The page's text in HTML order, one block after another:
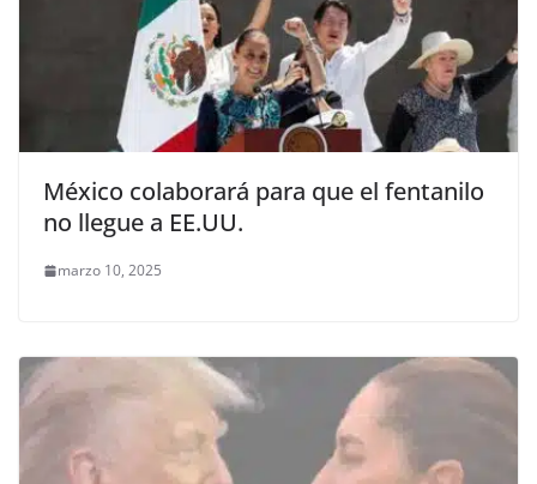
México colaborará para que el fentanilo
no llegue a EE.UU.
marzo 10, 2025